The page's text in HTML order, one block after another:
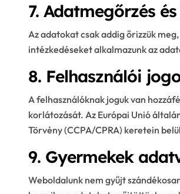
7. Adatmegőrzés
Az adatokat csak addig őrizzük
intézkedéseket alkalmazunk az
8. Felhasználói
A felhasználóknak joguk van
korlátozását. Az Európai Unió
Törvény (CCPA/CPRA) keretein
9. Gyermekek
Weboldalunk nem gyűjt